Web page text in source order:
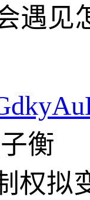
遇见
衡
权拟